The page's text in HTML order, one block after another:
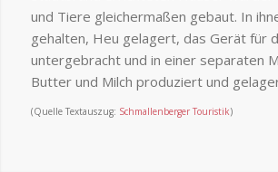
und Tiere gleichermaßen gebaut. In
gehalten, Heu gelagert, das Gerät für
untergebracht und in einer separaten
Butter und Milch produziert und
(Quelle Textauszug: Schmallenberger Touristik)